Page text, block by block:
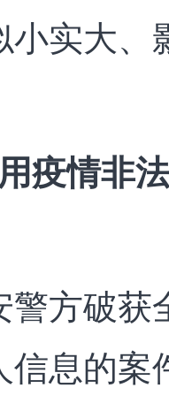
小实大、
疫情非
警方破获
信息的案